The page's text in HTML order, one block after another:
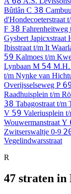
Bûtlân C 38
d'Hondecoeterstraat
F 38 Fahrenheitweg
Gysbert Japicxstraat
Ibisstraat t/m It
59 Kalmoes t/m
Lynbaan M 54 M.H.
t/m Nynke van
Overijsselseweg P
Raadhuisplein t/m
38 Tabagostraat t/m
V 59 Valeriusplein
Wouwermanstraat Y
Zwitserswaltje 0-9
Vegelindwarsstraat
R
47 straten in